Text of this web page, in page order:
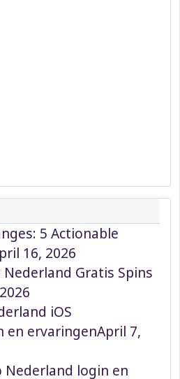
5 Actionable
16, 2026
Gratis Spins
iOS
en ervaringenApril 7,
Nederland login en